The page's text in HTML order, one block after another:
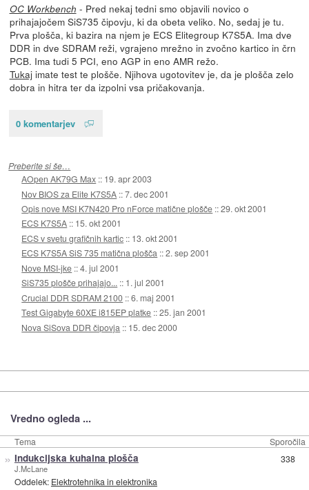
OC Workbench - Pred nekaj tedni smo objavili novico o
prihajajočem SiS735 čipovju, ki da obeta veliko. No, sedaj je tu.
Prva plošča, ki bazira na njem je ECS Elitegroup K7S5A. Ima dve
DDR in dve SDRAM reži, vgrajeno mrežno in zvočno kartico in črn
PCB. Ima tudi 5 PCI, eno AGP in eno AMR režo.
Tukajimate test te plošče. Njihova ugotovitev je, da je plošča zelo
dobra in hitra ter da izpolni vsa pričakovanja.
0 komentarjev
Preberite si še…
AOpen AK79G Max :: 19. apr 2003
Nov BIOS za Elite K7S5A ::7. dec 2001
Opis nove MSI K7N420 Pro nForce matične plošče ::29. okt 2001
ECS K7S5A :: 15. okt 2001
ECS v svetu grafičnih kartic :: 13. okt 2001
ECS K7S5A SiS 735 matična plošča ::2. sep 2001
Nove MSI-jke ::4. jul 2001
SiS735 plošče prihajajo... :: 1. jul 2001
Crucial DDR SDRAM 2100 ::6. maj 2001
Test Gigabyte 60XE i815EP platke ::25. jan 2001
Nova SiSova DDR čipovja :: 15. dec 2000
Vredno ogleda ...
Tema Sporočila
» Indukcijska kuhalna plošča
J.McLane
Oddelek: Elektrotehnika in elektronika
338